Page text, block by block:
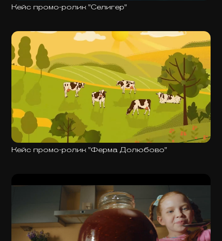
Кейс промо-ролик "Селигер"
Кейс промо-ролик "Ферма Долюбово"